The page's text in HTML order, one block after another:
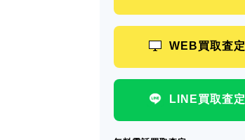
WEB買取査定
LINE買取査定